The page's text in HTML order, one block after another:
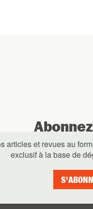
articles et revues au
exclusif à la base de